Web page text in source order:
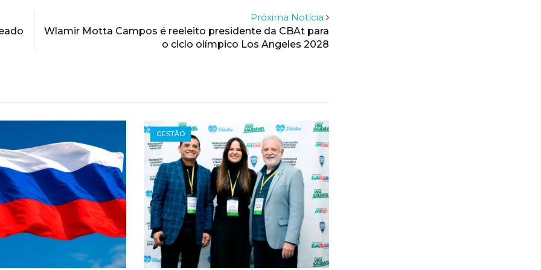
Próxima Notícia
Wlamir Motta Campos é reeleito presidente da CBAt para
o ciclo olímpico Los Angeles 2028
GESTÃO